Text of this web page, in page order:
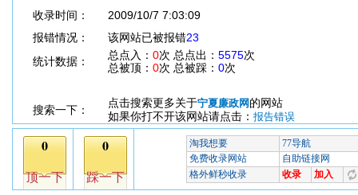
收录时间：
2009/10/7 7:03:09
报错情况：
该网站已被报错23
统计数据：
总点入： 0次 总点出： 5575次
总被顶： 0次 总被踩： 0次
搜索一下：
点击搜索更多关于宁夏廉政网 的网站
如果你打不开该网站请点击： 报告错误